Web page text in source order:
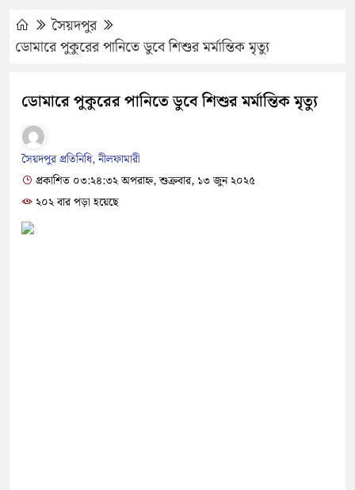
সৈয়দপুর
ডোমারে পুকুরের পানিতে ডুবে শিশুর মর্মান্তিক মৃত্যু
ডোমারে পুকুরের পানিতে ডুবে শিশুর মর্মান্তিক মৃত্যু
সৈয়দপুর প্রতিনিধি, নীলফামারী
প্রকাশিত ০৩:২৪:৩২ অপরাহ্ন, শুক্রবার, ১৩ জুন ২০২৫
২০২ বার পড়া হয়েছে